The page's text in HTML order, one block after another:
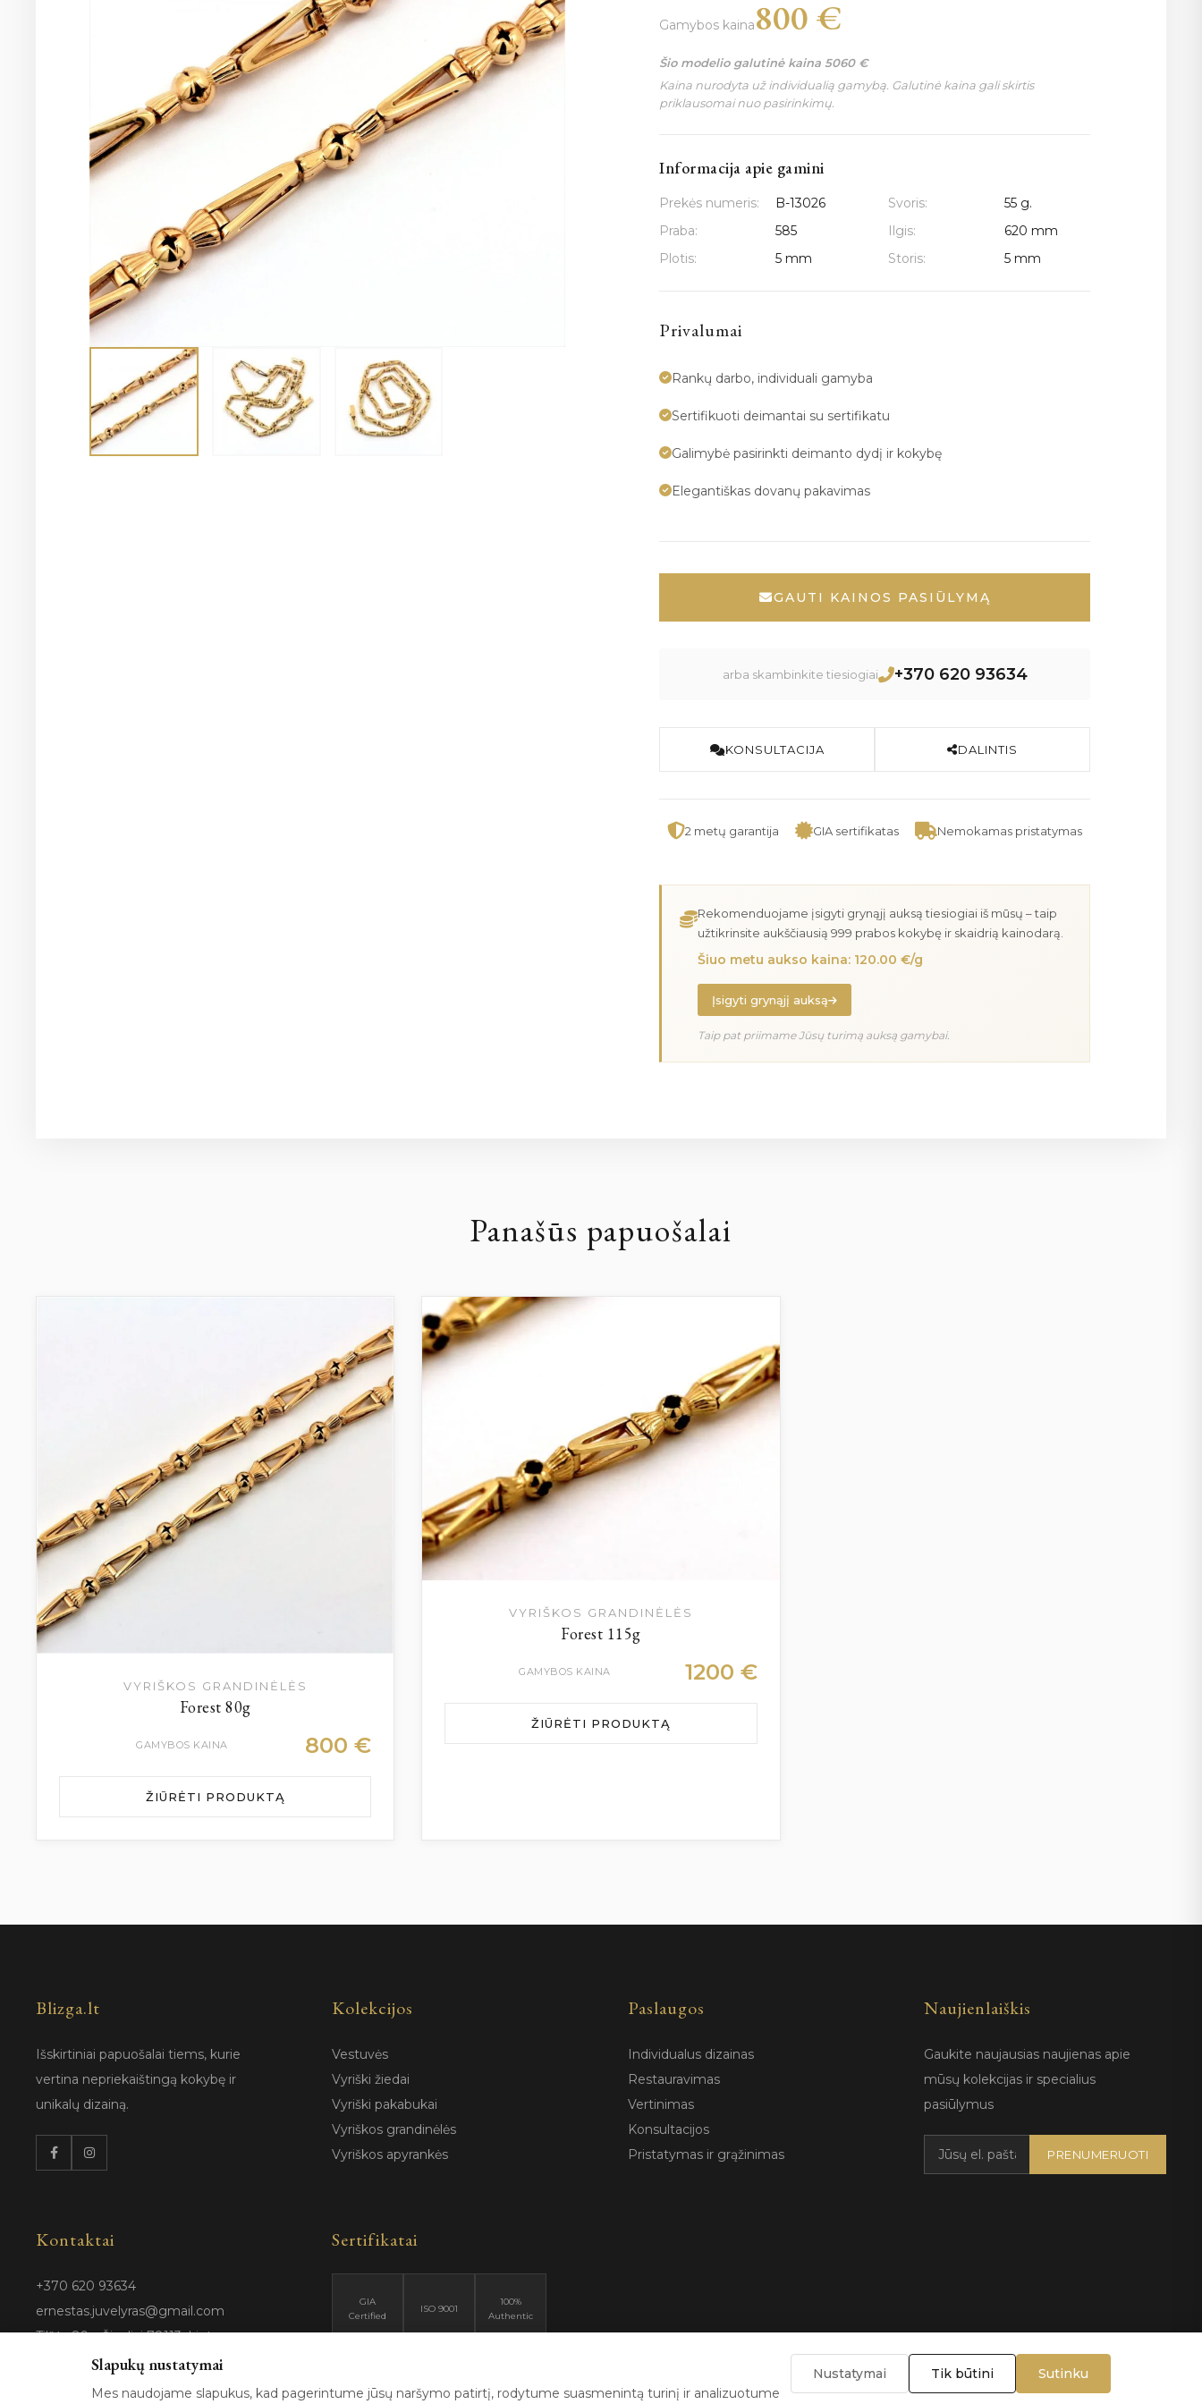
Gamybos kaina800 €
Šio modelio galutinė kaina 5060 €
Kaina nurodyta už individualią gamybą. Galutinė kaina gali skirtis
priklausomai nuo pasirinkimų.
Informacija apie gamini
Prekės numeris: B-13026 Svoris:
55 g.
Praba:
585 Ilgis:
620 mm
Plotis:
5 mm Storis: 5 mm
Privalumai
Rankų darbo, individuali gamyba
Sertifikuoti deimantai su sertifikatu
Galimybė pasirinkti deimanto dydį ir kokybę
Elegantiškas dovanų pakavimas
GAUTI KAINOS PASIŪLYMĄ
arba skambinkite tiesiogiai +370 620 93634
KONSULTACIJA DALINTIS
2 metų garantija GIA sertifikatas Nemokamas pristatymas
Rekomenduojame įsigyti grynąjį auksą tiesiogiai iš mūsų – taip
užtikrinsite aukščiausią 999 prabos kokybę ir skaidrią kainodarą.
Šiuo metu aukso kaina: 120.00 €/g
Įsigyti grynąjį auksą
Taip pat priimame Jūsų turimą auksą gamybai.
Panašūs papuošalai
VYRIŠKOS GRANDINĖLĖS
Forest 80g
GAMYBOS KAINA 800€
ŽIŪRĖTI PRODUKTĄ
VYRIŠKOS GRANDINĖLĖS
Forest 115g
GAMYBOS KAINA 1200 €
ŽIŪRĖTI PRODUKTĄ
Blizga.lt
Išskirtiniai papuošalai tiems, kurie
vertina nepriekaištingą kokybę ir
unikalų dizainą.
Kolekcijos
Vestuvės
Vyriški žiedai
Vyriški pakabukai
Vyriškos grandinėlės
Vyriškos apyrankės
Paslaugos
Individualus dizainas
Restauravimas
Vertinimas
Konsultacijos
Pristatymas ir grąžinimas
Naujienlaiškis
Gaukite naujausias naujienas apie
mūsų kolekcijas ir specialius
pasiūlymus
PRENUMERUOTI
Kontaktai
+370 620 93634
ernestas.juvelyras@gmail.com
Tilžės 89a, Šiauliai 78113, Lietuva
Sertifikatai
GIA
Certified
ISO 9001
100%
Authentic
Slapukų nustatymai
Mes naudojame slapukus, kad pagerintume jūsų naršymo patirtį, rodytume suasmenintą turinį ir analizuotume
Nustatymai Tik būtini Sutinku